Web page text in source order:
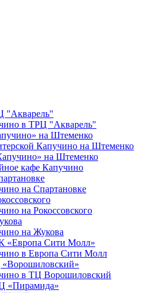
"Акварель"
в ТРЦ "Акварель"
на Штеменко
Капучино на Штеменко
на Штеменко
кафе Капучино
на Спартановке
на Рокоссовского
на Жукова
«Европа Cити Молл»
в Европа Сити Молл
в ТЦ Ворошиловский
«Пирамида»